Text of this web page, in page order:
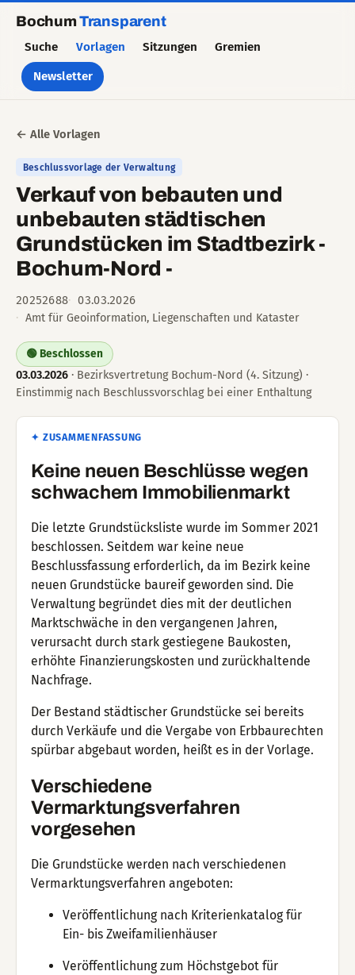
BochumTransparent
Suche Vorlagen Sitzungen Gremien
Newsletter
← Alle Vorlagen
Beschlussvorlage der Verwaltung
Verkauf von bebauten und
unbebauten städtischen
Grundstücken im Stadtbezirk -
Bochum-Nord -
20252688
03.03.2026
Amt für Geoinformation, Liegenschaften und Kataster
🟢 Beschlossen
03.03.2026 · Bezirksvertretung Bochum-Nord (4. Sitzung) ·
Einstimmig nach Beschlussvorschlag bei einer Enthaltung
✦ ZUSAMMENFASSUNG
Keine neuen Beschlüsse wegen
schwachem Immobilienmarkt
Die letzte Grundstücksliste wurde im Sommer 2021
beschlossen. Seitdem war keine neue
Beschlussfassung erforderlich, da im Bezirk keine
neuen Grundstücke baureif geworden sind. Die
Verwaltung begründet dies mit der deutlichen
Marktschwäche in den vergangenen Jahren,
verursacht durch stark gestiegene Baukosten,
erhöhte Finanzierungskosten und zurückhaltende
Nachfrage.
Der Bestand städtischer Grundstücke sei bereits
durch Verkäufe und die Vergabe von Erbbaurechten
spürbar abgebaut worden, heißt es in der Vorlage.
Verschiedene
Vermarktungsverfahren
vorgesehen
Die Grundstücke werden nach verschiedenen
Vermarktungsverfahren angeboten:
Veröffentlichung nach Kriterienkatalog für
Ein- bis Zweifamilienhäuser
Veröffentlichung zum Höchstgebot für